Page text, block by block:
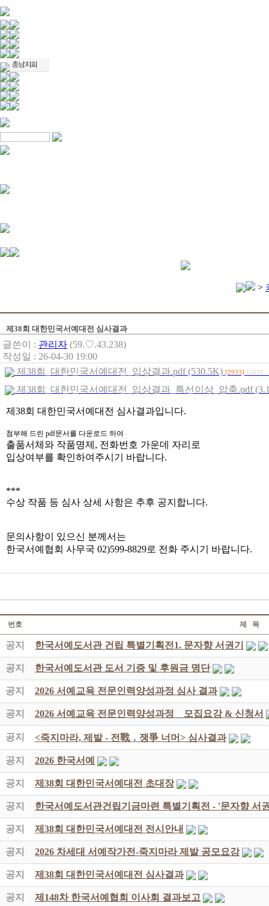
>
제38회 대한민국서예대전 심사결과
글쓴이 : 관리자 (59.♡.43.238)
작성일 : 26-04-30 19:00
제38회_대한민국서예대전_입상결과.pdf (530.5K) [2933] DATE
제38회_대한민국서예대전_입상결과_특선이상_압축.pdf
제38회 대한민국서예대전 심사결과입니다.
첨부해 드린 pdf문서를 다운로드 하여
출품서체와 작품명제, 전화번호 가운데 자리로
입상여부를 확인하여주시기 바랍니다.
***
수상 작품 등 심사 상세 사항은 추후 공지합니다.
문의사항이 있으신 분께서는
한국서예협회 사무국 02)599-8829로 전화 주시기 바랍니다.
번호 제 목
공지 한국서예도서관 건립 특별기획전1. 문자향 서권기
공지 한국서예도서관 도서 기증 및 후원금 명단
공지 2026 서예교육 전문인력양성과정 심사 결과
공지 2026 서예교육 전문인력양성과정 _ 모집요강 & 신청서
공지 <죽지마라, 제발 - 전戰 ․ 쟁爭 너머> 심사결과
공지 2026 한국서예
공지 제38회 대한민국서예대전 초대장
공지 한국서예도서관건립기금마련 특별기획전 - '문자향 서
공지 제38회 대한민국서예대전 전시안내
공지 2026 차세대 서예작가전-죽지마라 제발 공모요강
공지 제38회 대한민국서예대전 심사결과
공지 제148차 한국서예협회 이사회 결과보고